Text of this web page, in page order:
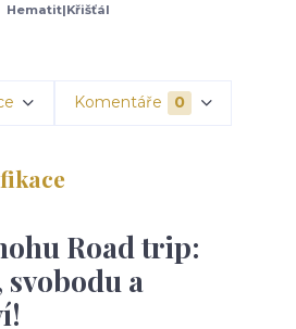
Hematit|Křišťál
Komentáře 0
Road trip:
a